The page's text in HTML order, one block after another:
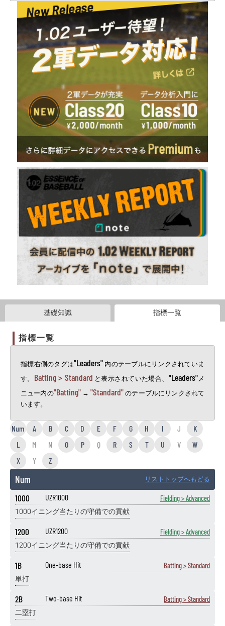
基礎知識 指標一覧
指標一覧
指標右側のタグは"Leaders" 内のテーブルにリンクされていま
す。 Batting > Standard と表示されていた場合、 "Leaders"メ
ニュー内の"Batting"→"Standard"のテーブルにリンクされて
います。
Num A B C D E F G H I J
K
L
M N O P Q R S T U V
W
X
Y Z
Num リストトップへもどる
1000 UZR1000 Fielding > Advanced
1000イニング当たりの守備での貢献
1200 UZR1200 Fielding > Advanced
1200イニング当たりの守備での貢献
1B One-base Hit Batting > Standard
単打
2B Two-base Hit Batting > Standard
二塁打